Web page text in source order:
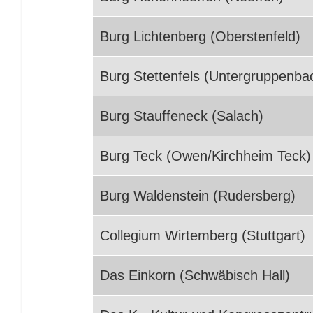
Burg Lichtenberg (Oberstenfeld)
Burg Stettenfels
Burg Stauffeneck (Salach)
Burg Teck (Owen/Kirchheim Teck)
Burg Waldenstein (Rudersberg)
Collegium Wirtemberg (Stuttgart)
Das Einkorn (Schwäbisch Hall)